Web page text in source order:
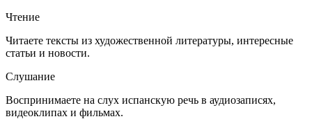
Чтение
Читаете тексты из художественной литературы, интересные
статьи и новости.
Слушание
Воспринимаете на слух испанскую речь в аудиозаписях,
видеоклипах и фильмах.